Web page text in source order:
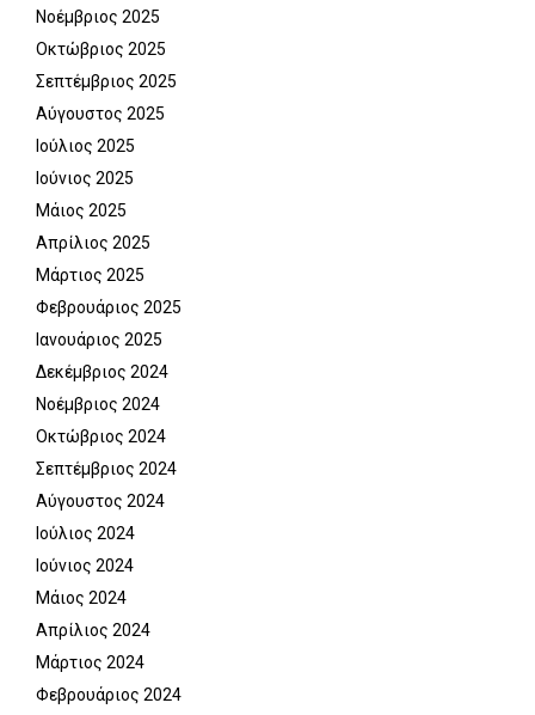
Νοέμβριος 2025
Οκτώβριος 2025
Σεπτέμβριος 2025
Αύγουστος 2025
Ιούλιος 2025
Ιούνιος 2025
Μάιος 2025
Απρίλιος 2025
Μάρτιος 2025
Φεβρουάριος 2025
Ιανουάριος 2025
Δεκέμβριος 2024
Νοέμβριος 2024
Οκτώβριος 2024
Σεπτέμβριος 2024
Αύγουστος 2024
Ιούλιος 2024
Ιούνιος 2024
Μάιος 2024
Απρίλιος 2024
Μάρτιος 2024
Φεβρουάριος 2024